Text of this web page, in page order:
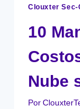
Clouxter Sec-
10
Nube
Por